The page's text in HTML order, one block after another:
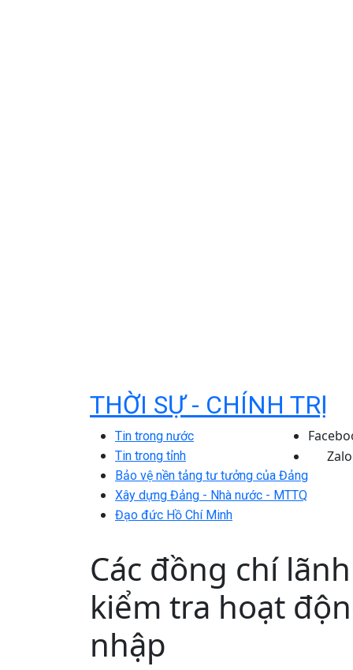
THỜI SỰ - CHÍNH TRỊ
Tin trong nước
Tin trong tỉnh
Bảo vệ nền tảng tư tưởng của Đảng
Xây dựng Đảng - Nhà nước - MTTQ
Đạo đức Hồ Chí Minh
Zalo
Các đồng chí
kiểm tra hoạt
nhập